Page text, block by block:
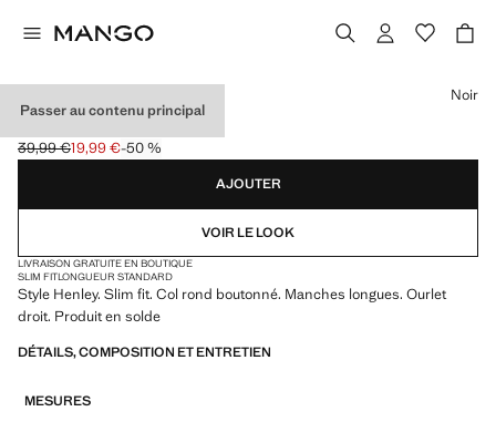
Passer au contenu principal
T-SHIRT COL TUNISIEN
Prix initial barré [39,99 € ]
39,99 €
Prix actuel [19,99 € ]
19,99 €-50 %
Choisissez une couleur
Noir
AJOUTER
VOIR LE LOOK
LIVRAISON GRATUITE EN BOUTIQUE
SLIM FITLONGUEUR STANDARD
Style Henley. Slim fit. Col rond boutonné. Manches longues. Ourlet
droit. Produit en solde
DÉTAILS, COMPOSITION ET ENTRETIEN
MESURES